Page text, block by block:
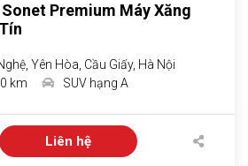
Sonet Premium Máy Xăng
Yên Hòa, Cầu Giấy, Hà Nội
km SUV hạng A
Liên hệ